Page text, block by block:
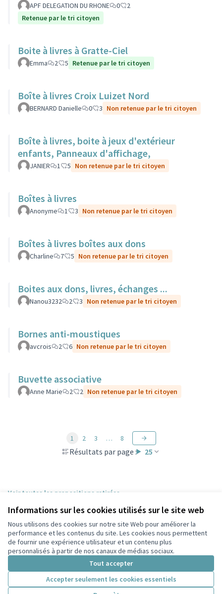
Informations sur les cookies utilisés sur le site web
Nous utilisons des cookies sur notre site Web pour améliorer la
performance et les contenus du site. Les cookies nous permettent
de fournir une expérience utilisateur et un contenu plus
personnalisés à partir de nos canaux de médias sociaux.
Tout accepter
Accepter seulement les cookies essentiels
APF DELEGATION DU RHONE 0
2
Retenue par le tri citoyen
Boite à livres à Gratte-Ciel
Emma 2 5 Retenue par le tri citoyen
Boîte à livres Croix Luizet Nord
BERNARD Danielle 0 3 Non retenue par le tri citoyen
Boîte à livres, boite à jeux d'extérieur
enfants, Panneaux d'affichage,
JANIER 1 5 Non retenue par le tri citoyen
Boîtes à livres
Anonyme 1 3 Non retenue par le tri citoyen
Boîtes à livres boîtes aux dons
Charline 7 5 Non retenue par le tri citoyen
Boites aux dons, livres, échanges ...
Nanou3232 2 3 Non retenue par le tri citoyen
Bornes anti-moustiques
avcrois 2 6 Non retenue par le tri citoyen
Buvette associative
Anne Marie 2 2 Non retenue par le tri citoyen
Résultats par page : 25
1 2 3 … 8
Voir toutes les propositions retirées
Conditions d'utilisation
Paramètres des cookies
Participez Villeurbanne sur X
(Lien externe)
Participez Villeurbanne sur Facebook
Participez Villeurbanne sur Instagram
Participez Villeurbanne sur YouTube
(Lien externe)
Licence
(Lien